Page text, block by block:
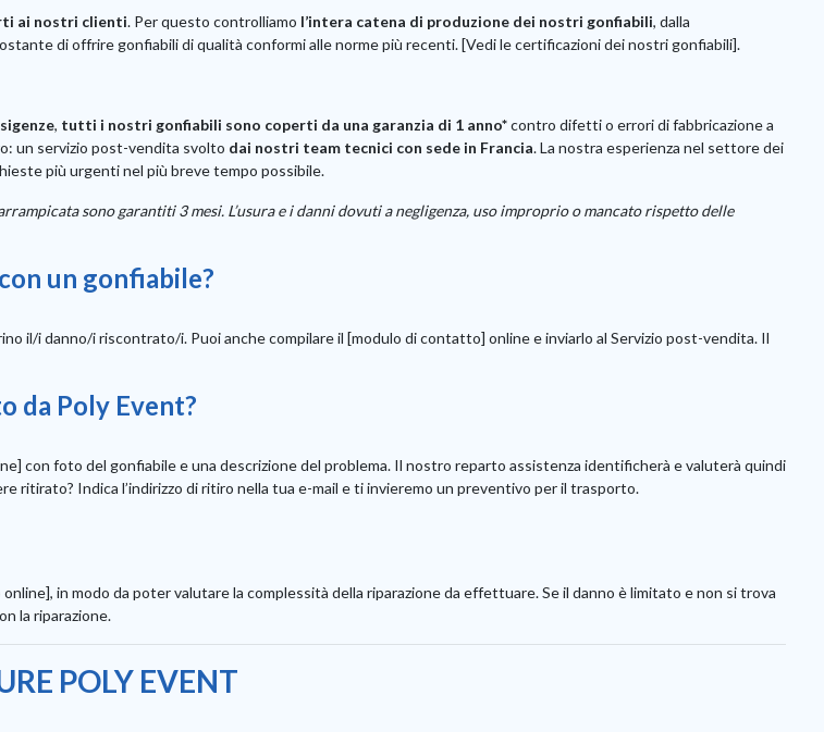
ai nostri clienti. Per questo controlliamo l’intera catena di produzione dei nostri gonfiabili, dalla
di offrire gonfiabili di qualità conformi alle norme più recenti. [Vedi le certificazioni dei nostri gonfiabili].
, tutti i nostri gonfiabili sono coperti da una garanzia di 1 anno*contro difetti o errori di fabbricazione a
un servizio post-vendita svolto dai nostri team tecnici con sede in Francia. La nostra esperienza nel settore dei
più urgenti nel più breve tempo possibile.
sono garantiti 3 mesi. L’usura e i danni dovuti a negligenza, uso improprio o mancato rispetto delle
un gonfiabile?
il/i danno/i riscontrato/i. Puoi anche compilare il [modulo di contatto] online e inviarlo al Servizio post-vendita. Il
da Poly Event?
con foto del gonfiabile e una descrizione del problema. Il nostro reparto assistenza identificherà e valuterà quindi
ritirato? Indica l’indirizzo di ritiro nella tua e-mail e ti invieremo un preventivo per il trasporto.
in modo da poter valutare la complessità della riparazione da effettuare. Se il danno è limitato e non si trova
la riparazione.
POLY EVENT